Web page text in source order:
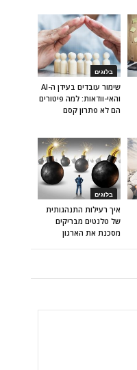
בלוגים
שימור עובדים בעידן ה-AI
והאי-וודאות: למה פיטורים
הם לא פתרון קסם
בלוגים
איך רעילות התנהגותית
של טלנטים מבריקים
מסכנת את הארגון